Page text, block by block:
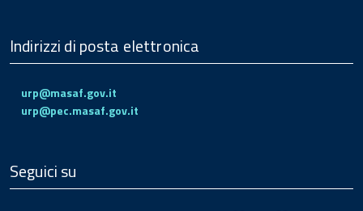
Indirizzi di posta elettronica
urp@masaf.gov.it
urp@pec.masaf.gov.it
Seguici su